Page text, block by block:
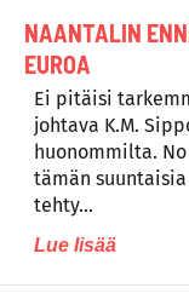
NAANTALIN
EUROA
Ei pitäisi
johtava K.M.
huonommilta.
tämän
tehty…
Lue lisää